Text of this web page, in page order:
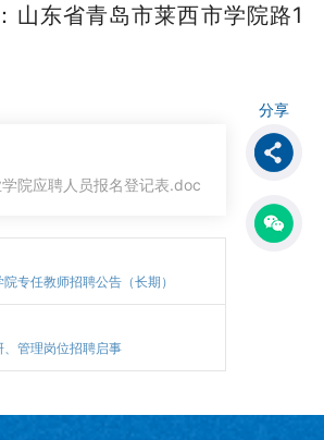
山东省青岛市莱西市学院路1
院应聘人员报名登记表.doc
专任教师招聘公告（长期）
管理岗位招聘启事
分享